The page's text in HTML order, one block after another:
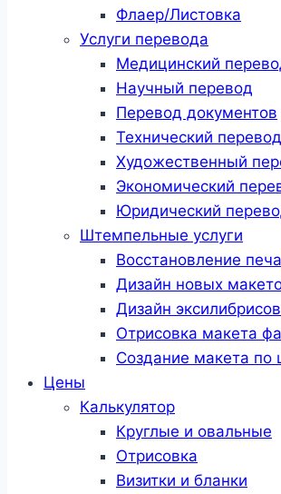
Флаер/Листовка
Услуги перевода
Медицинский
Научный перевод
Перевод документов
Технический перевод
Художественный
Экономический
Юридический
Штемпельные услуги
Восстановление
Дизайн новых
Дизайн эксилибрисов
Отрисовка макета
Создание макета по
Цены
Калькулятор
Круглые и овальные
Отрисовка
Визитки и бланки